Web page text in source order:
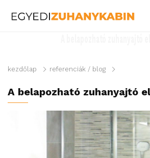
kezdőlap referenciák / blog
A belapozható zuhanyajtó